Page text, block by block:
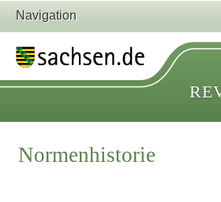
Navigation
Normenhistorie